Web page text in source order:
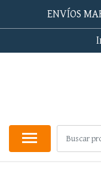
ENVÍOS